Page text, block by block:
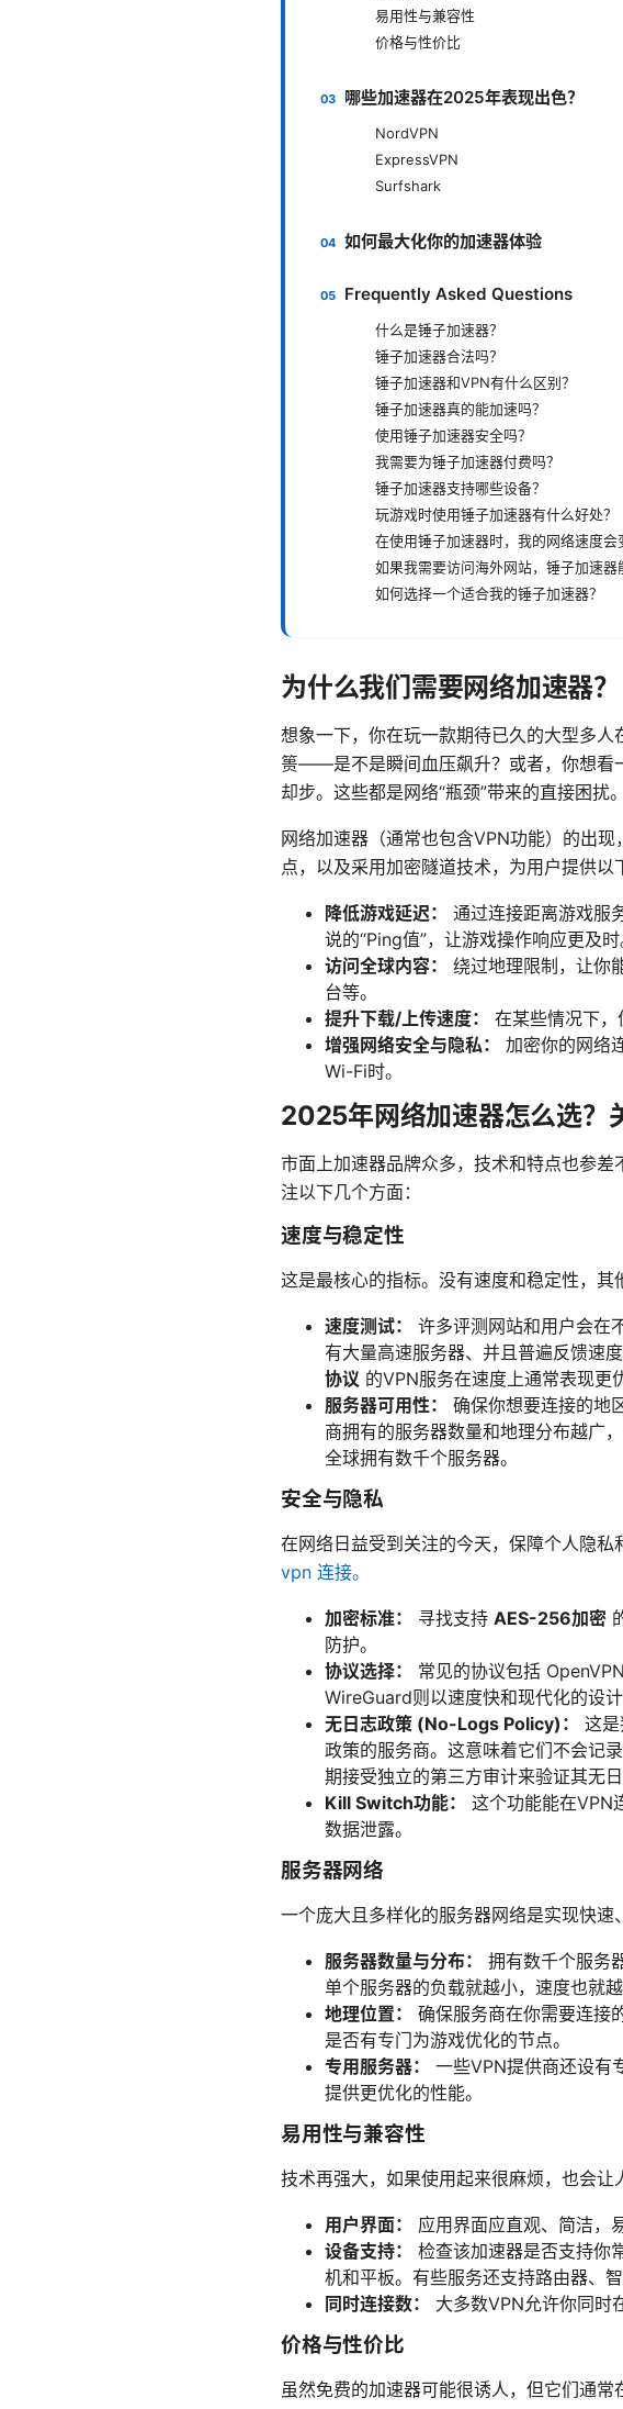
易用性与兼容性
价格与性价比
哪些加速器在2025年表现出色？
NordVPN
ExpressVPN
Surfshark
如何最大化你的加速器体验
Frequently Asked Questions
什么是锤子加速器？
锤子加速器合法吗？
锤子加速器和VPN有什么区别？
锤子加速器真的能加速吗？
使用锤子加速器安全吗？
我需要为锤子加速器付费吗？
锤子加速器支持哪些设备？
玩游戏时使用锤子加速器有什么好处？
在使用锤子加速器时，我的网络速度会
如果我需要访问海外网站，锤子加速器
如何选择一个适合我的锤子加速器？
为什么我们需要网络加速器？
想象一下，你在玩一款期待已久的大型多
篑——是不是瞬间血压飙升？或者，你想看
却步。这些都是网络“瓶颈”带来的直接困扰。
网络加速器（通常也包含VPN功能）的出
点，以及采用加密隧道技术，为用户提供以
降低游戏延迟：
通过连接距离游戏服
说的“Ping值”，让游戏操作响应更及时
访问全球内容：
绕过地理限制，让你
台等。
提升下载/上传速度：
在某些情况下，
增强网络安全与隐私：
加密你的网络
Wi-Fi时。
2025年网络加速器怎么选？
市面上加速器品牌众多，技术和特点也参
注以下几个方面：
速度与稳定性
这是最核心的指标。没有速度和稳定性，其
速度测试：
许多评测网站和用户会在
有大量高速服务器、并且普遍反馈速
协议 的VPN服务在速度上通常表现更
服务器可用性：
确保你想要连接的地
商拥有的服务器数量和地理分布越广
全球拥有数千个服务器。
安全与隐私
在网络日益受到关注的今天，保障个人隐私
vpn 连接。
加密标准： 寻找支持 AES-256加密
防护。
协议选择：
常见的协议包括
WireGuard则以速度快和现代化的设
无日志政策 (No-Logs Policy)：
这
政策的服务商。这意味着它们不会记
期接受独立的第三方审计来验证其无日
Kill Switch功能：
这个功能能在VPN
数据泄露。
服务器网络
一个庞大且多样化的服务器网络是实现快速
服务器数量与分布：
拥有数千个服务
单个服务器的负载就越小，速度也就越
地理位置：
确保服务商在你需要连接
是否有专门为游戏优化的节点。
专用服务器：
一些VPN提供商还设有
提供更优化的性能。
易用性与兼容性
技术再强大，如果使用起来很麻烦，也会让
用户界面：
应用界面应直观、简洁，
设备支持：
检查该加速器是否支持你
机和平板。有些服务还支持路由器、智
同时连接数：
大多数VPN允许你同时
价格与性价比
虽然免费的加速器可能很诱人，但它们通